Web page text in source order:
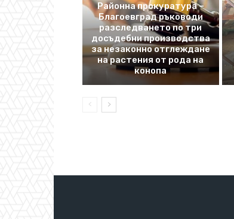
Районна прокуратура –
Благоевград ръководи
разследването по три
досъдебни производства
за незаконно отглеждане
на растения от рода на
конопа